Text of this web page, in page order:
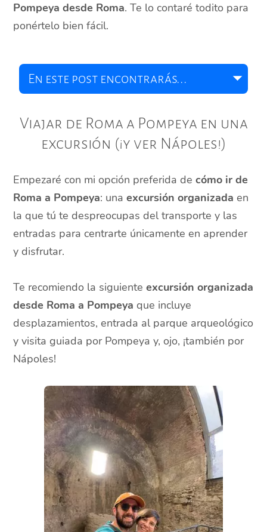
Pompeya desde Roma. Te lo contaré todito para
ponértelo bien fácil.
Viajar de Roma a Pompeya en una
excursión (¡y ver Nápoles!)
Empezaré con mi opción preferida decómo ir de
Roma a Pompeya: unaexcursión organizada en
la que tú te despreocupas del transporte y las
entradas para centrarte únicamente en aprender
y disfrutar.
Te recomiendo la siguienteexcursión organizada
desde Roma a Pompeya que incluye
desplazamientos, entrada al parque arqueológico
y visita guiada por Pompeya y, ojo, ¡también por
Nápoles!